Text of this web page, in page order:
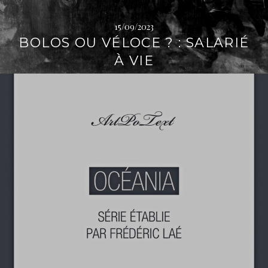
15/09/2023
BOLOS OU VÉLOCE ? : SALARIÉ
À VIE